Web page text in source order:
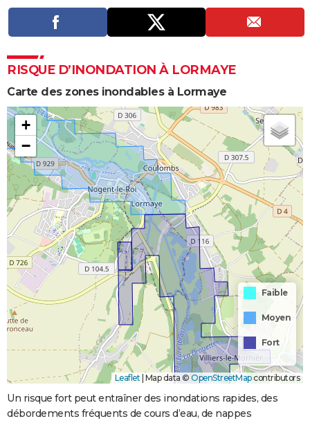
S'inscrire
Se connecter
Lycées
Collèges
Primaires
Universités
Entreprises
Service militaire
Avis de recherche
AVIS DE DÉCÈS
Bricolage
Lifestyle
Culture
Sport
Auto
Television
Voyage
Cinema
RISQUE D’INONDATION À LORMAYE
Carte des zones inondables à Lormaye
+
−
Faible
Moyen
Fort
Leaflet | Map data © OpenStreetMapcontributors
Un risque fort peut entraîner des inondations rapides, des
débordements fréquents de cours d’eau, de nappes